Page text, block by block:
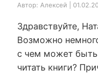
Автор: Алексей |
Здравствуйте,
Возможно
с чем может быть
читать книги?